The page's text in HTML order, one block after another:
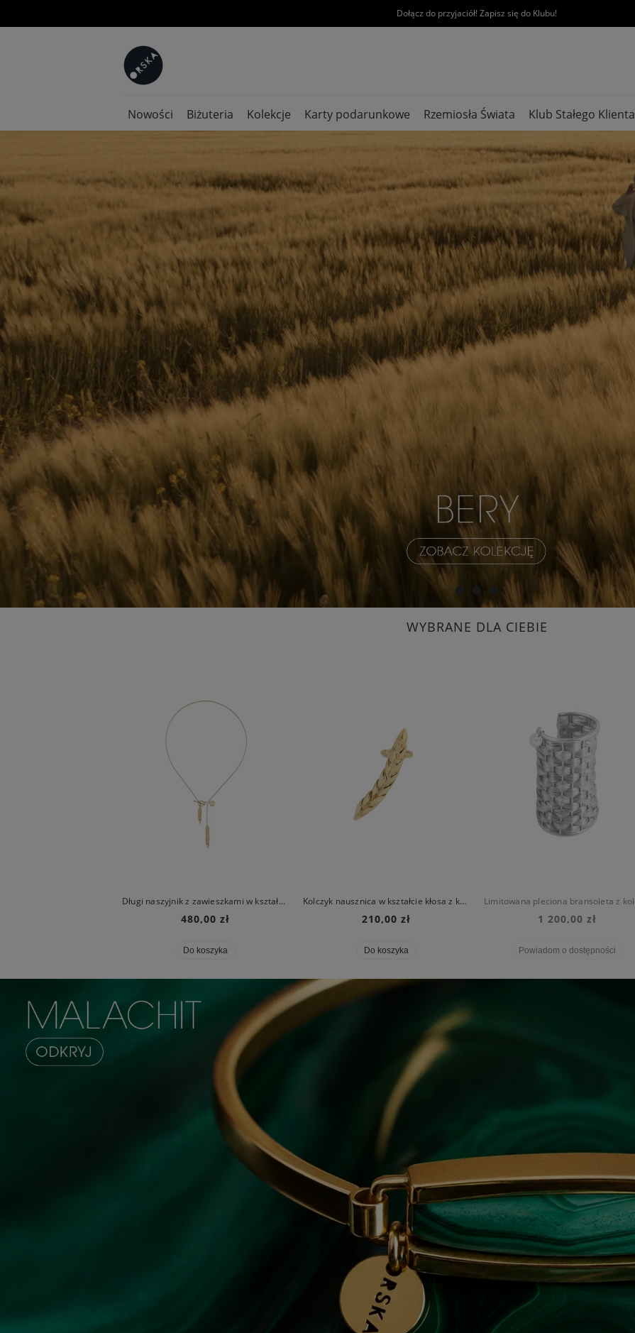
Dołącz do przyjaciół! Zapisz się do Klubu!
Nowości Biżuteria Kolekcje Karty podarunkowe Rzemiosła Świata Klub Stałego Klienta
WYBRANE DLA CIEBIE
Długi naszyjnik z zawieszkami w kształcie kłosów z kolekcji Bery
480,00 zł
Do koszyka
Kolczyk nausznica w kształcie kłosa z kolekcji Bery
210,00 zł
Do koszyka
1 200,00 zł
Powiadom o dostępności